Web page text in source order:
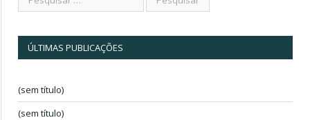
ÚLTIMAS PUBLICAÇÕES
(sem título)
(sem título)